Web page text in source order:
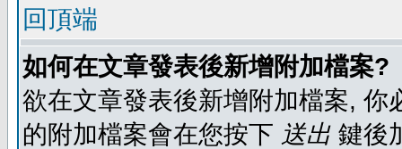
回頂端
如何在文章發表後新增附加檔案?
欲在文章發表後新增附加檔案,
的附加檔案會在您按下 送出 鍵後